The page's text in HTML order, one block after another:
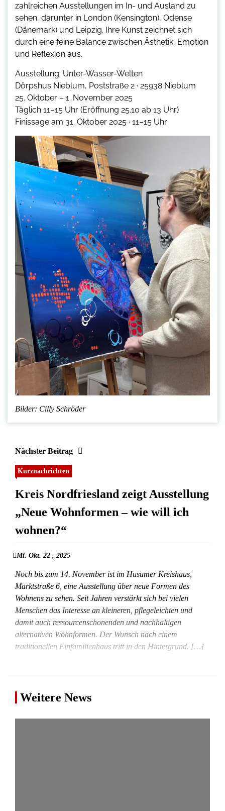
zahlreichen Ausstellungen im In- und Ausland zu
sehen, darunter in London (Kensington), Odense
(Dänemark) und Leipzig. Ihre Kunst zeichnet sich
durch eine feine Balance zwischen Ästhetik, Emotion
und Reflexion aus.
Ausstellung: Unter-Wasser-Welten
Dörpshus Nieblum, Poststraße 2 · 25938 Nieblum
25. Oktober – 1. November 2025
Täglich 11–15 Uhr (Eröffnung 25.10 ab 13 Uhr)
Finissage am 31. Oktober 2025 · 11–15 Uhr
Bilder: Cilly Schröder
Nächster Beitrag
Kurznachrichten
Kreis Nordfriesland zeigt Ausstellung
„Neue Wohnformen – wie will ich
wohnen?“
Mi. Okt. 22 , 2025
Noch bis zum 14. November ist im Husumer Kreishaus,
Marktstraße 6, eine Ausstellung über neue Formen des
Wohnens zu sehen. Seit Jahren verstärkt sich bei vielen
Menschen das Interesse an kleineren, pflegeleichten und
damit auch ressourcenschonenden und nachhaltigen
alternativen Wohnformen. Der Wunsch nach einem
traditionellen Einfamilienhaus tritt in den Hintergrund. […]
Weitere News